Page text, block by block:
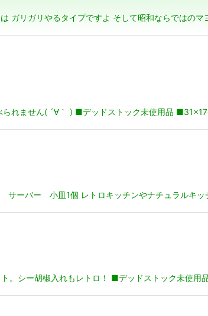
込む
ガリガリやるタイプですよ そして昭和ならではの
られません( ´∀｀ ) ■デッドストック未使用品
ーバー 小皿1個 レトロキッチンやナチュラルキ
シー胡椒入れもレトロ！ ■デッドストック未使用